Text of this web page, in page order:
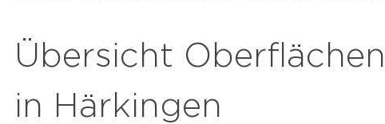
Übersicht
in Härkingen